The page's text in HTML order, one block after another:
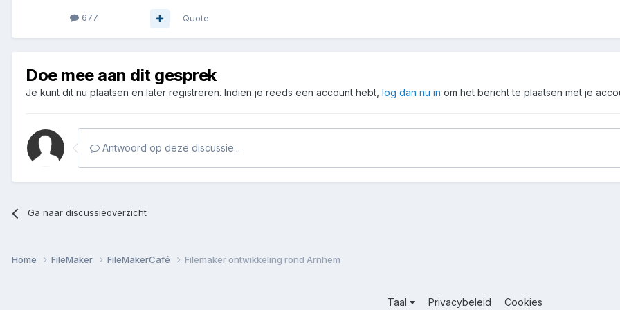
677 Quote
Doe mee aan dit gesprek
Je kunt dit nu plaatsen en later registreren. Indien je reeds een account hebt, log dan nu in om het bericht te plaatsen met je
Antwoord op deze discussie...
Ga naar discussieoverzicht
Home FileMaker FileMakerCafé Filemaker ontwikkeling rond Arnhem
Taal Privacybeleid Cookies